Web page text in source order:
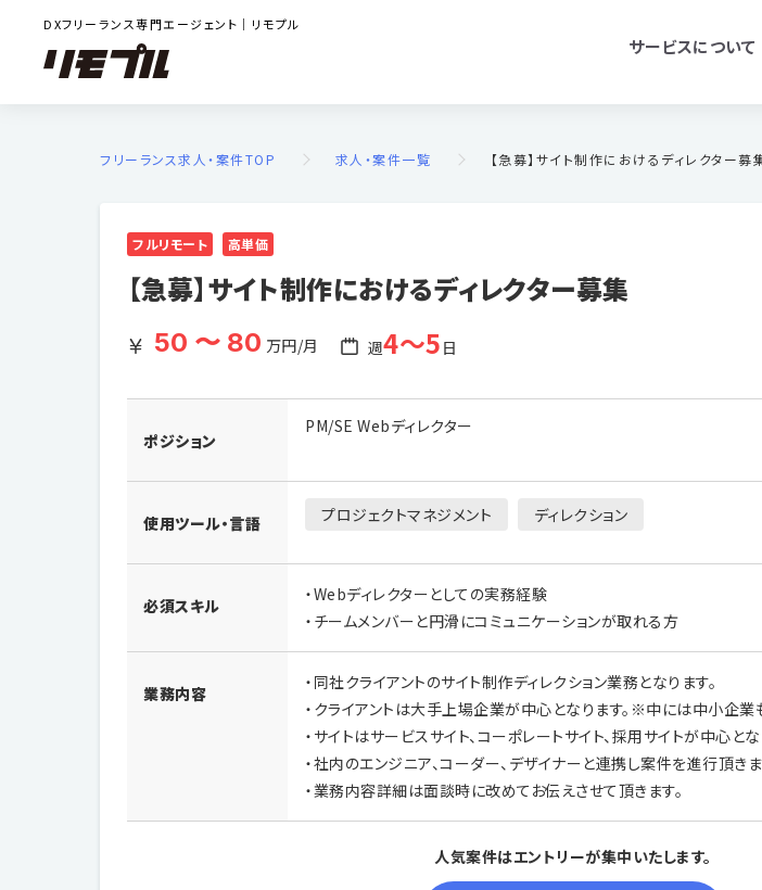
DXフリーランス専門エージェント｜リモプル
サービスについて
フリーランス求人・案件TOP 求人・案件一覧 【急募】サイト制作におけるディレクター募
フルリモート 高単価
【急募】サイト制作におけるディレクター募集
50 〜 80 万円/月 週4〜5 日
ポジション
PM/SE Webディレクター
使用ツール・言語 プロジェクトマネジメント ディレクション
必須スキル
・Webディレクターとしての実務経験
・チームメンバーと円滑にコミュニケーションが取れる方
業務内容
・同社クライアントのサイト制作ディレクション業務となります。
・クライアントは大手上場企業が中心となります。※中には中小企業
・サイトはサービスサイト、コーポレートサイト、採用サイトが中心とな
・社内のエンジニア、コーダー、デザイナーと連携し案件を進行頂きま
・業務内容詳細は面談時に改めてお伝えさせて頂きます。
人気案件はエントリーが集中いたします。